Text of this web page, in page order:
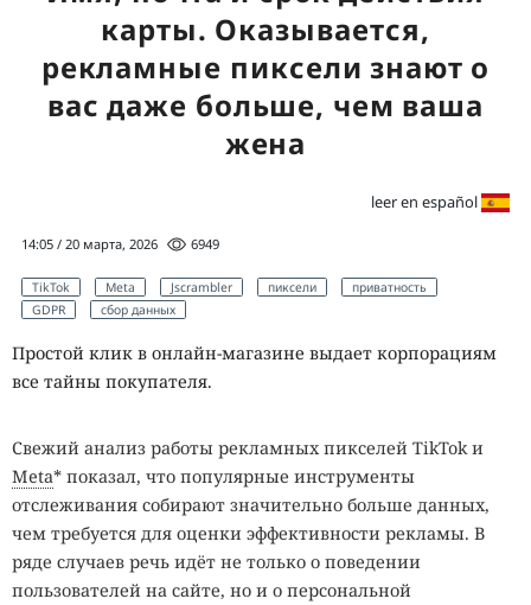
карты. Оказывается,
рекламные пиксели знают о
вас даже больше, чем ваша
жена
leer en español
14:05 / 20 марта, 2026 6949
TikTok Meta Jscrambler пиксели
приватность
GDPR
сбор данных
Простой клик в онлайн-магазине выдает корпорациям
все тайны покупателя.
Свежий анализ работы рекламных пикселей TikTok и
Meta* показал, что популярные инструменты
отслеживания собирают значительно больше данных,
чем требуется для оценки эффективности рекламы. В
ряде случаев речь идёт не только о поведении
пользователей на сайте, но и о персональной